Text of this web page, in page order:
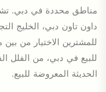
مناطق محددة في دبي.
داون تاون دبي، الخليج
للمشترين الاختيار من
للبيع في دبي، من الفلل
الحديثة المعروضة للبيع.